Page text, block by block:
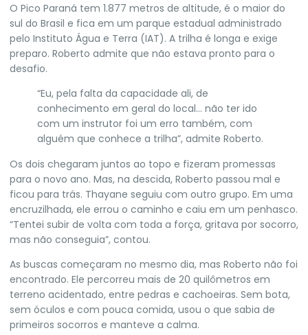
O Pico Paraná tem 1.877 metros de altitude, é o maior do
sul do Brasil e fica em um parque estadual administrado
pelo Instituto Água e Terra (IAT). A trilha é longa e exige
preparo. Roberto admite que não estava pronto para o
desafio.
“Eu, pela falta da capacidade ali, de
conhecimento em geral do local… não ter ido
com um instrutor foi um erro também, com
alguém que conhece a trilha”, admite Roberto.
Os dois chegaram juntos ao topo e fizeram promessas
para o novo ano. Mas, na descida, Roberto passou mal e
ficou para trás. Thayane seguiu com outro grupo. Em uma
encruzilhada, ele errou o caminho e caiu em um penhasco.
“Tentei subir de volta com toda a força, gritava por socorro,
mas não conseguia”, contou.
As buscas começaram no mesmo dia, mas Roberto não foi
encontrado. Ele percorreu mais de 20 quilômetros em
terreno acidentado, entre pedras e cachoeiras. Sem bota,
sem óculos e com pouca comida, usou o que sabia de
primeiros socorros e manteve a calma.